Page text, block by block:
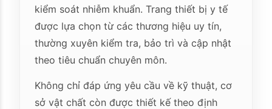
kiểm soát nhiễm khuẩn. Trang thiết bị y tế
được lựa chọn từ các thương hiệu uy tín,
thường xuyên kiểm tra, bảo trì và cập nhật
theo tiêu chuẩn chuyên môn.
Không chỉ đáp ứng yêu cầu về kỹ thuật, cơ
sở vật chất còn được thiết kế theo định